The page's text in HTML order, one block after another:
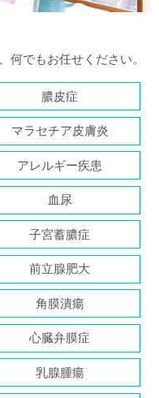
何でもお任せください。
膿皮症
マラセチア皮膚炎
アレルギー疾患
血尿
子宮蓄膿症
前立腺肥大
角膜潰瘍
心臓弁膜症
乳腺腫瘍